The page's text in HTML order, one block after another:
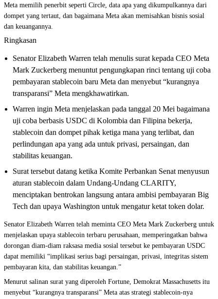
Meta memilih penerbit seperti Circle, data apa yang dikumpulkannya dari
dompet yang tertaut, dan bagaimana Meta akan memisahkan bisnis sosial
dan keuangannya.
Ringkasan
Senator Elizabeth Warren telah menulis surat kepada CEO Meta
Mark Zuckerberg menuntut pengungkapan rinci tentang uji coba
pembayaran stablecoin baru Meta dan menyebut “kurangnya
transparansi” Meta mengkhawatirkan.
Warren ingin Meta menjelaskan pada tanggal 20 Mei bagaimana
uji coba berbasis USDC di Kolombia dan Filipina bekerja,
stablecoin dan dompet pihak ketiga mana yang terlibat, dan
perlindungan apa yang ada untuk privasi, persaingan, dan
stabilitas keuangan.
Surat tersebut datang ketika Komite Perbankan Senat menyusun
aturan stablecoin dalam Undang-Undang CLARITY,
menciptakan bentrokan langsung antara ambisi pembayaran Big
Tech dan upaya Washington untuk mengatur ketat token dolar.
Senator Elizabeth Warren telah meminta CEO Meta Mark Zuckerberg untuk
menjelaskan upaya stablecoin terbaru perusahaan, memperingatkan bahwa
dorongan diam-diam raksasa media sosial tersebut ke pembayaran USDC
dapat memiliki “implikasi serius bagi persaingan, privasi, integritas sistem
pembayaran kita, dan stabilitas keuangan.”
Menurut salinan surat yang diperoleh Fortune, Demokrat Massachusetts itu
menyebut “kurangnya transparansi” Meta atas strategi stablecoin-nya